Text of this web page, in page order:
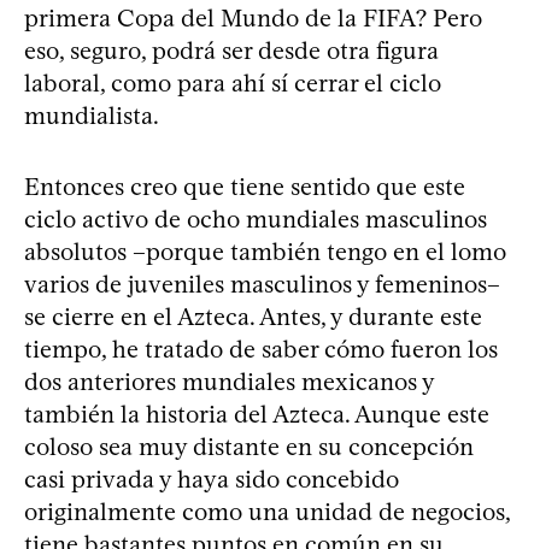
primera Copa del Mundo de la FIFA? Pero
eso, seguro, podrá ser desde otra figura
laboral, como para ahí sí cerrar el ciclo
mundialista.
Entonces creo que tiene sentido que este
ciclo activo de ocho mundiales masculinos
absolutos –porque también tengo en el lomo
varios de juveniles masculinos y femeninos–
se cierre en el Azteca. Antes, y durante este
tiempo, he tratado de saber cómo fueron los
dos anteriores mundiales mexicanos y
también la historia del Azteca. Aunque este
coloso sea muy distante en su concepción
casi privada y haya sido concebido
originalmente como una unidad de negocios,